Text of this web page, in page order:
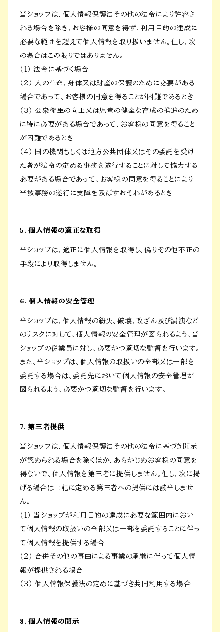
当ショップは、個人情報保護法その他の法令により許容さ
れる場合を除き、お客様の同意を得ず、利用目的の達成に
必要な範囲を超えて個人情報を取り扱いません。但し、次
の場合はこの限りではありません。
（１） 法令に基づく場合
（２） 人の生命、身体又は財産の保護のために必要がある
場合であって、お客様の同意を得ることが困難であるとき
（３） 公衆衛生の向上又は児童の健全な育成の推進のため
に特に必要がある場合であって、お客様の同意を得ること
が困難であるとき
（４） 国の機関もしくは地方公共団体又はその委託を受け
た者が法令の定める事務を遂行することに対して協力する
必要がある場合であって、お客様の同意を得ることにより
当該事務の遂行に支障を及ぼすおそれがあるとき
5. 個人情報の適正な取得
当ショップは、適正に個人情報を取得し、偽りその他不正の
手段により取得しません。
6. 個人情報の安全管理
当ショップは、個人情報の紛失、破壊、改ざん及び漏洩など
のリスクに対して、個人情報の安全管理が図られるよう、当
ショップの従業員に対し、必要かつ適切な監督を行います。
また、当ショップは、個人情報の取扱いの全部又は一部を
委託する場合は、委託先において個人情報の安全管理が
図られるよう、必要かつ適切な監督を行います。
7. 第三者提供
当ショップは、個人情報保護法その他の法令に基づき開示
が認められる場合を除くほか、あらかじめお客様の同意を
得ないで、個人情報を第三者に提供しません。但し、次に掲
げる場合は上記に定める第三者への提供には該当しませ
ん。
（１） 当ショップが利用目的の達成に必要な範囲内におい
て個人情報の取扱いの全部又は一部を委託することに伴っ
て個人情報を提供する場合
（２） 合併その他の事由による事業の承継に伴って個人情
報が提供される場合
（３） 個人情報保護法の定めに基づき共同利用する場合
8. 個人情報の開示